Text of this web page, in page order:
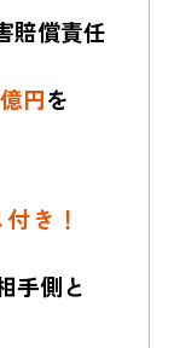
賠償責任
円を
き！
手側と